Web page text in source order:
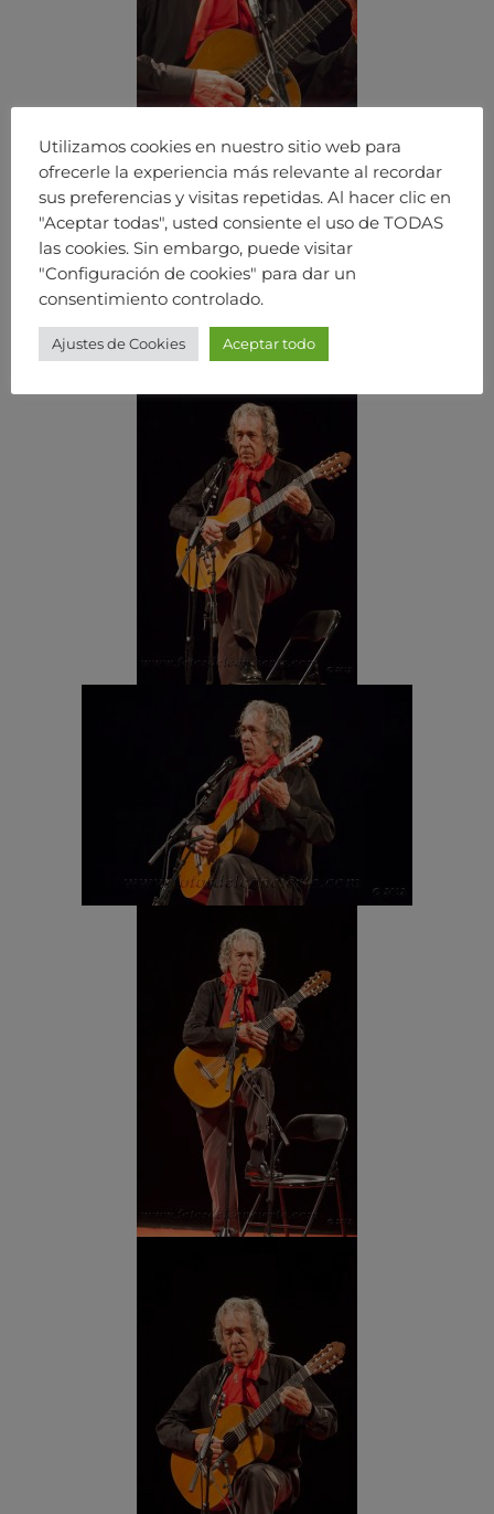
Utilizamos cookies en nuestro sitio web para
ofrecerle la experiencia más relevante al recordar
sus preferencias y visitas repetidas. Al hacer clic en
"Aceptar todas", usted consiente el uso de TODAS
las cookies. Sin embargo, puede visitar
"Configuración de cookies" para dar un
consentimiento controlado.
Ajustes de Cookies Aceptar todo